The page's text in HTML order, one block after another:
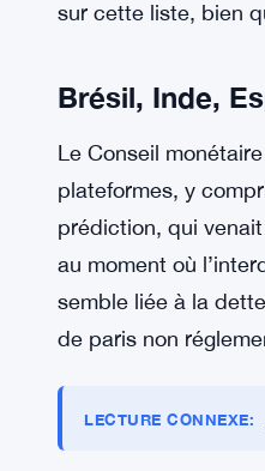
base d’utilisateurs
leur capacité à
Cinq autres pays
également agi
sur cette liste, bien
Brésil, Inde,
Le Conseil
plateformes, y